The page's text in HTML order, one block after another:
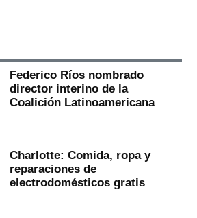
Federico Ríos nombrado
director interino de la
Coalición Latinoamericana
Charlotte: Comida, ropa y
reparaciones de
electrodomésticos gratis